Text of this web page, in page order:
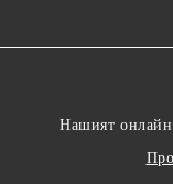
Нашият онлайн